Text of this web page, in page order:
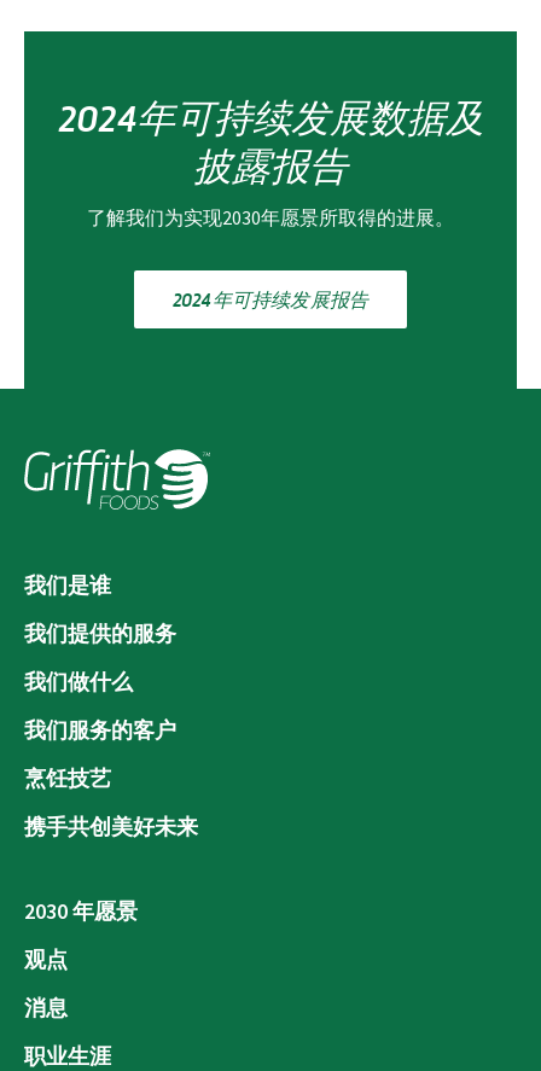
2024年可持续发展数据及
披露报告
了解我们为实现2030年愿景所取得的进展。
2024年可持续发展报告
我们是谁
我们提供的服务
我们做什么
我们服务的客户
烹饪技艺
携手共创美好未来
2030 年愿景
观点
消息
职业生涯